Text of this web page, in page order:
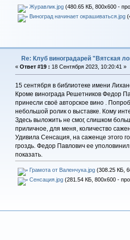
Журавлик.jpg(480.65 КБ, 800x600 -
Виноград начинает окрашиваться.jpg
Re: Клуб виноградарей "Вятская
« Ответ #19 : 18 Сентября 2023, 10:20:41 »
15 сентября в библиотеке имени
Кроме винограда Решетников Федор
принесли своё авторское вино .
небольшой ролик о выставке. Кому
Здесь выложить не смог, слишком
приличное, для меня, количество
Удивила Сенсация, на саженце этого
гроздь. Федор Павлович ее
показать.
Грамота от Валенчука.jpg(308.25 КБ,
Сенсация.jpg(281.54 КБ, 800x600 -